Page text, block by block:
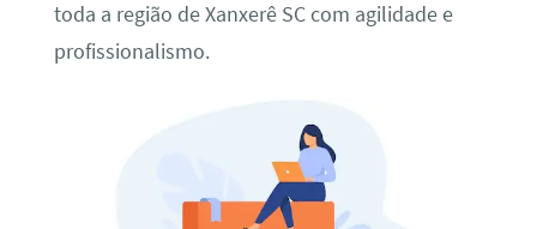
toda a região de Xanxerê SC com agilidade e
profissionalismo.